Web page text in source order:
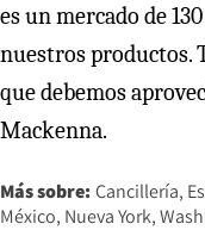
es un mercado de
nuestros productos.
que debemos
Mackenna.
Más sobre: Cancillería
México Nueva York